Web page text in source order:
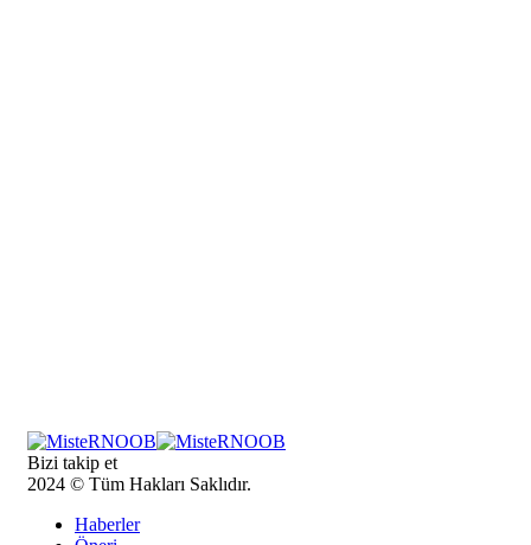
Bizi takip et
2024 © Tüm Hakları Saklıdır.
Haberler